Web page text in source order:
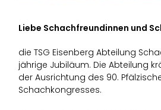
Liebe Schachfreundinnen und
die TSG Eisenberg Abteilung
jährige Jubiläum. Die Abteilung
der Ausrichtung des 90.
Schachkongresses.